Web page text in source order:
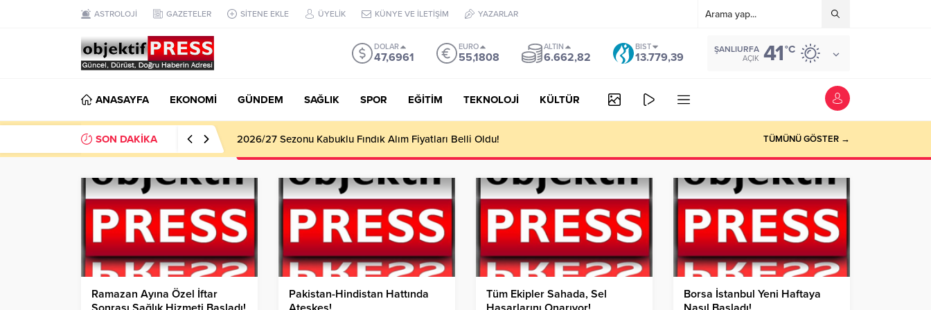
ASTROLOJİ GAZETELER SİTENE EKLE ÜYELİK KÜNYE VE İLETİŞİM YAZARLAR
DOLAR
47,6961
EURO
55,1808
ALTIN
6.662,82
BIST
13.779,39
ŞANLIURFA
AÇIK 41°C
ANASAYFA EKONOMİ GÜNDEM SAĞLIK SPOR EĞİTİM TEKNOLOJİ KÜLTÜR
SON DAKİKA Haliliye Belediyesi Her Gün 4 Bin 898 Kişiye Sıcak Yemek Ulaştırıyor! TÜMÜNÜ GÖSTER →
Ramazan Ayına Özel İftar
Pakistan-Hindistan Hattında
Tüm Ekipler Sahada, Sel
Borsa İstanbul Yeni Haftaya